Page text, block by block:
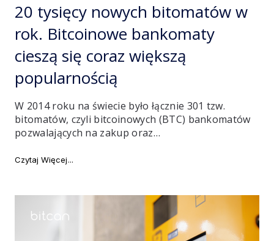
20 tysięcy nowych bitomatów w
rok. Bitcoinowe bankomaty
cieszą się coraz większą
popularnością
W 2014 roku na świecie było łącznie 301 tzw.
bitomatów, czyli bitcoinowych (BTC) bankomatów
pozwalających na zakup oraz…
Czytaj Więcej